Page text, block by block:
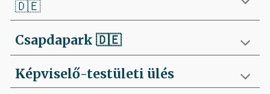
🇩🇪
Csapdapark 🇩🇪
Képviselő-testületi ülés